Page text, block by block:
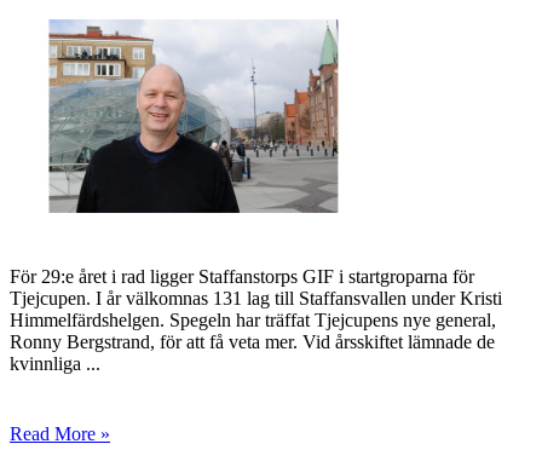
För 29:e året i rad ligger Staffanstorps GIF i startgroparna för
Tjejcupen. I år välkomnas 131 lag till Staffansvallen under Kristi
Himmelfärdshelgen. Spegeln har träffat Tjejcupens nye general,
Ronny Bergstrand, för att få veta mer. Vid årsskiftet lämnade de
kvinnliga ...
Read More »